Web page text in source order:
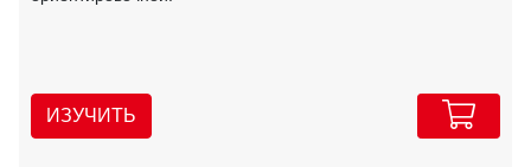
ИЗУЧИТЬ